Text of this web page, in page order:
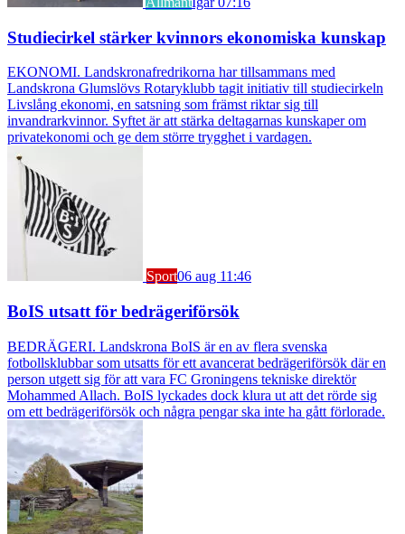
Studiecirkel stärker kvinnors ekonomiska kunskap
EKONOMI. Landskronafredrikorna har tillsammans med
Landskrona Glumslövs Rotaryklubb tagit initiativ till studiecirkeln
Livslång ekonomi, en satsning som främst riktar sig till
invandrarkvinnor. Syftet är att stärka deltagarnas kunskaper om
privatekonomi och ge dem större trygghet i vardagen.
Sport06 aug 11:46
BoIS utsatt för bedrägeriförsök
BEDRÄGERI. Landskrona BoIS är en av flera svenska
fotbollsklubbar som utsatts för ett avancerat bedrägeriförsök där en
person utgett sig för att vara FC Groningens tekniske direktör
Mohammed Allach. BoIS lyckades dock klura ut att det rörde sig
om ett bedrägeriförsök och några pengar ska inte ha gått förlorade.